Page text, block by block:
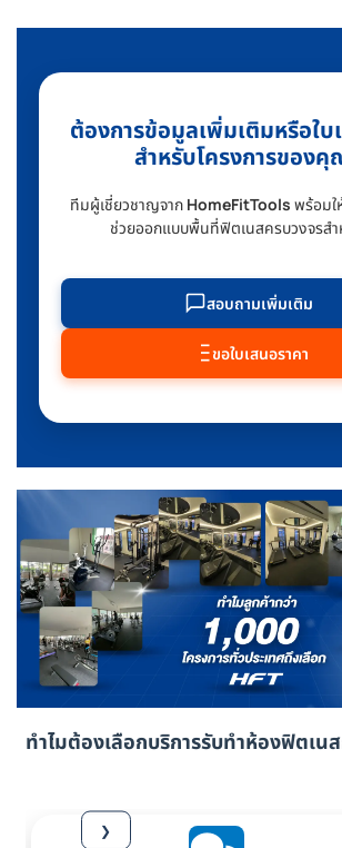
ต้องการข้อมูลเพิ่มเติมหรือใบ
สำหรับโครงการของ
ทีมผู้เชี่ยวชาญจาก HomeFitTools พร้อมใ
ช่วยออกแบบพื้นที่ฟิตเนสครบวงจรส
สอบถามเพิ่มเติม
ขอใบเสนอราคา
ทำไมต้องเลือกบริการรับทำห้องฟิตเ
❯